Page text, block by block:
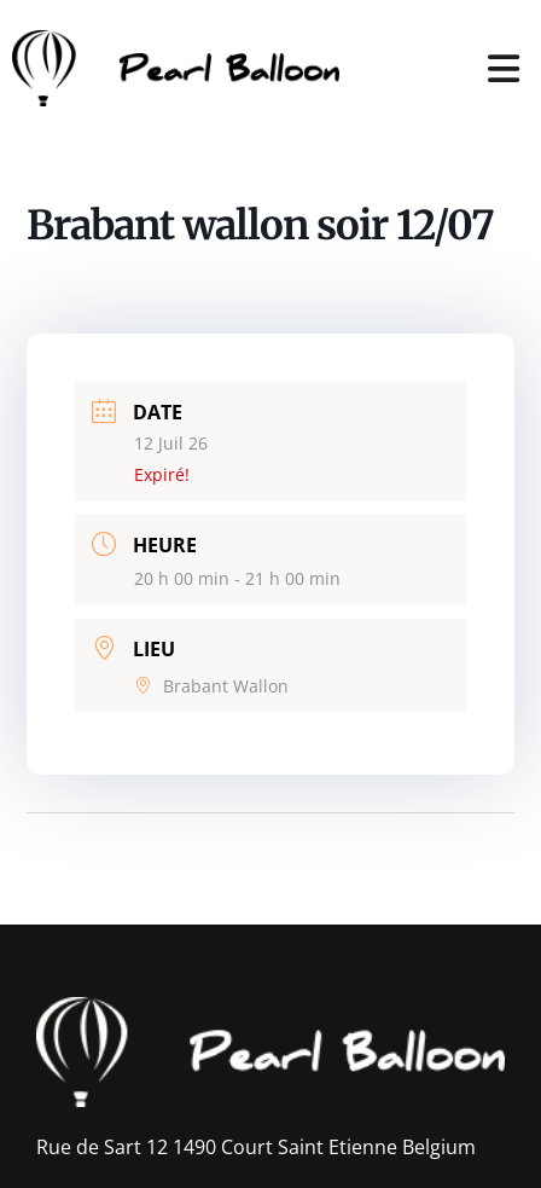
Brabant wallon soir 12/07
DATE
12 Juil 26
Expiré!
HEURE
20 h 00 min - 21 h 00 min
LIEU
Brabant Wallon
Rue de Sart 12 1490 Court Saint Etienne Belgium